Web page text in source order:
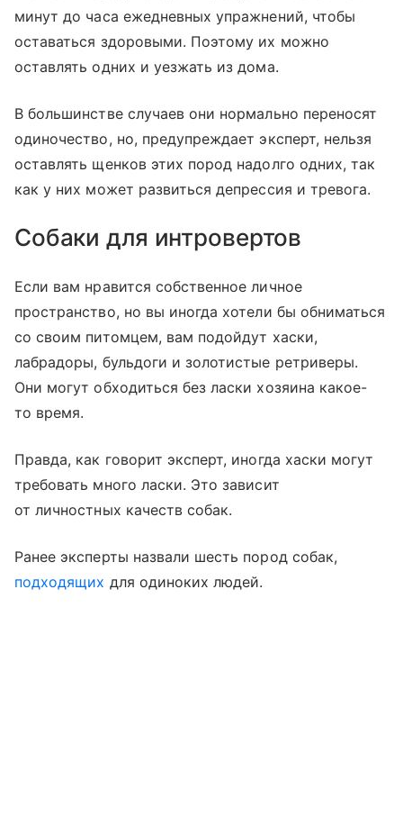
минут до часа ежедневных упражнений, чтобы
оставаться здоровыми. Поэтому их можно
оставлять одних и уезжать из дома.
В большинстве случаев они нормально переносят
одиночество, но, предупреждает эксперт, нельзя
оставлять щенков этих пород надолго одних, так
как у них может развиться депрессия и тревога.
Собаки для интровертов
Если вам нравится собственное личное
пространство, но вы иногда хотели бы обниматься
со своим питомцем, вам подойдут хаски,
лабрадоры, бульдоги и золотистые ретриверы.
Они могут обходиться без ласки хозяина какое-
то время.
Правда, как говорит эксперт, иногда хаски могут
требовать много ласки. Это зависит
от личностных качеств собак.
Ранее эксперты назвали шесть пород собак,
подходящих для одиноких людей.